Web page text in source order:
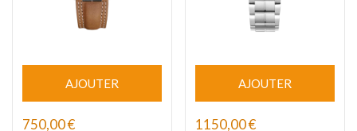
AJOUTER
750,00€
AJOUTER
1150,00€